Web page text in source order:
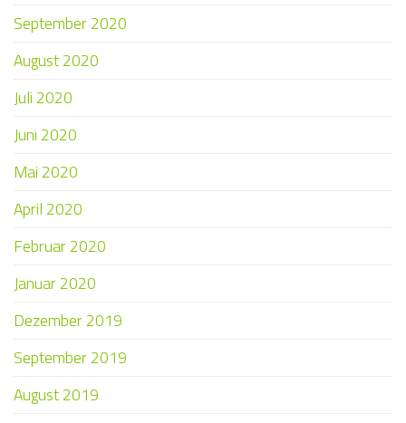
September 2020
August 2020
Juli 2020
Juni 2020
Mai 2020
April 2020
Februar 2020
Januar 2020
Dezember 2019
September 2019
August 2019